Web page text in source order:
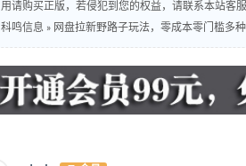
用请购买正版，若侵犯到您的权益，请联系本站客服
科鸣信息 » 网盘拉新野路子玩法，零成本零门槛多